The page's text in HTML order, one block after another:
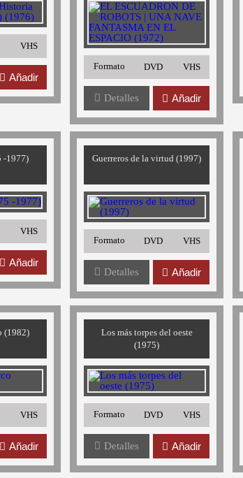
VHS
Añadir
Formato DVD VHS
Detalles Añadir
-1977)
VHS
Añadir
Guerreros de la virtud (1997)
Formato DVD VHS
Detalles Añadir
(1982)
VHS
Añadir
Los más torpes del oeste
(1975)
Formato DVD VHS
Detalles Añadir